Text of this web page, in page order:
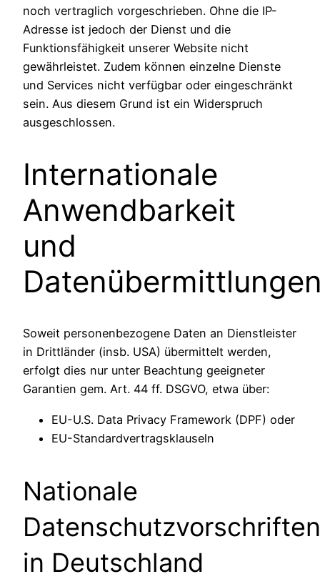
noch vertraglich vorgeschrieben. Ohne die IP-
Adresse ist jedoch der Dienst und die
Funktionsfähigkeit unserer Website nicht
gewährleistet. Zudem können einzelne Dienste
und Services nicht verfügbar oder eingeschränkt
sein. Aus diesem Grund ist ein Widerspruch
ausgeschlossen.
Internationale
Anwendbarkeit
und
Soweit personenbezogene Daten an Dienstleister
in Drittländer (insb. USA) übermittelt werden,
erfolgt dies nur unter Beachtung geeigneter
Garantien gem. Art. 44 ff. DSGVO, etwa über:
EU-U.S. Data Privacy Framework (DPF) oder
EU-Standardvertragsklauseln
Nationale
Datenschutzvorschriften
in Deutschland